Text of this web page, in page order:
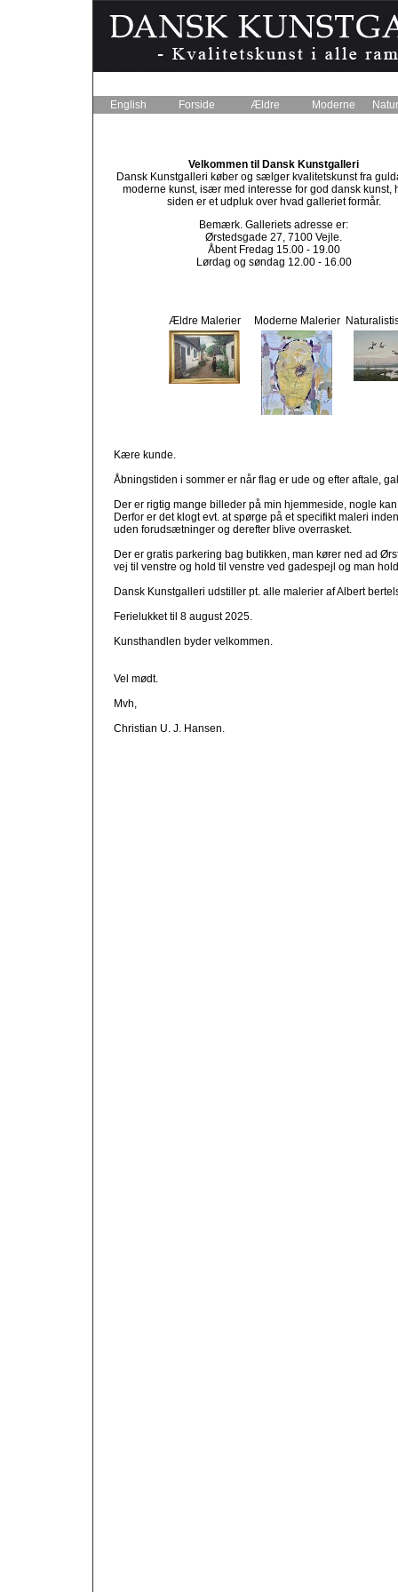
English Forside Ældre Moderne
Velkommen til Dansk Kunstgalleri
Dansk Kunstgalleri køber og sælger kvalitetskunst fra
moderne kunst, især med interesse for god dansk kunst,
siden er et udpluk over hvad galleriet formår.
Bemærk. Galleriets adresse er:
Ørstedsgade 27, 7100 Vejle.
Åbent Fredag 15.00 - 19.00
Lørdag og søndag 12.00 - 16.00
Ældre Malerier Moderne Malerier
Kære kunde.
Åbningstiden i sommer er når flag er ude og efter aftale,
Der er rigtig mange billeder på min hjemmeside, nogle
Derfor er det klogt evt. at spørge på et specifikt maleri
uden forudsætninger og derefter blive overrasket.
Der er gratis parkering bag butikken, man kører ned ad
vej til venstre og hold til venstre ved gadespejl og man
Dansk Kunstgalleri udstiller pt. alle malerier af Albert
Ferielukket til 8 august 2025.
Kunsthandlen byder velkommen.
Vel mødt.
Mvh,
Christian U. J. Hansen.